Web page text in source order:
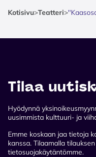
Kotisivu>Teatteri>
Tilaa
Hyödynnä
uusimmista kulttuuri- ja
Emme koskaan jaa tietoja
kanssa. Tilaamalla
tietosuojakäytäntömme.